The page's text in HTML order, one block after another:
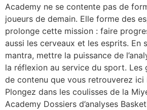
Academy ne se contente pas de
joueurs de demain. Elle forme des
prolonge cette mission : faire
aussi les cerveaux et les esprits. En
mantra, mettre la puissance de
la réflexion au service du sport. Les
de contenu que vous retrouverez ici
Plongez dans les coulisses de la
Academy Dossiers d’analyses